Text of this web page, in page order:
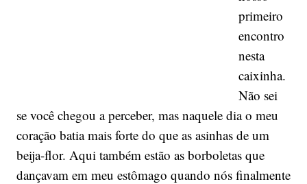
primeiro
encontro
nesta
caixinha.
Não sei
se você chegou a perceber, mas naquele dia o meu
coração batia mais forte do que as asinhas de um
beija-flor. Aqui também estão as borboletas que
dançavam em meu estômago quando nós finalmente